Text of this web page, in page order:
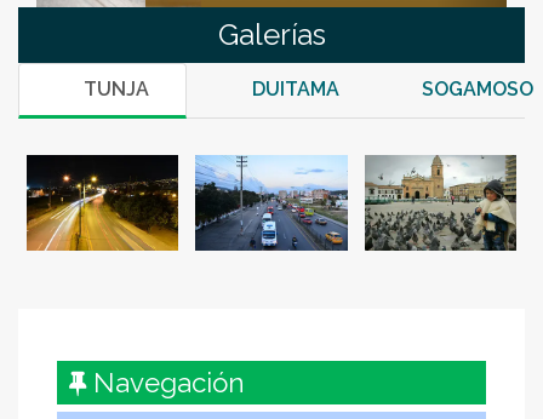
Galerías
TUNJA DUITAMA SOGAMOSO
Navegación